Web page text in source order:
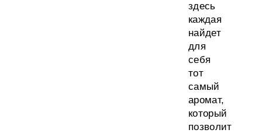
здесь
каждая
найдет
для
себя
тот
самый
аромат,
который
позволит